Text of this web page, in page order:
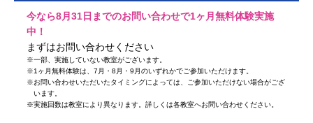
今なら8月31日までのお問い合わせで1ヶ月無料体験実施
中！
まずはお問い合わせください
※一部、実施していない教室がございます。
※1ヶ月無料体験は、7月・8月・9月のいずれかでご参加いただけます。
※お問い合わせいただいたタイミングによっては、ご参加いただけない場合がござ
います。
※実施回数は教室により異なります。詳しくは各教室へお問い合わせください。